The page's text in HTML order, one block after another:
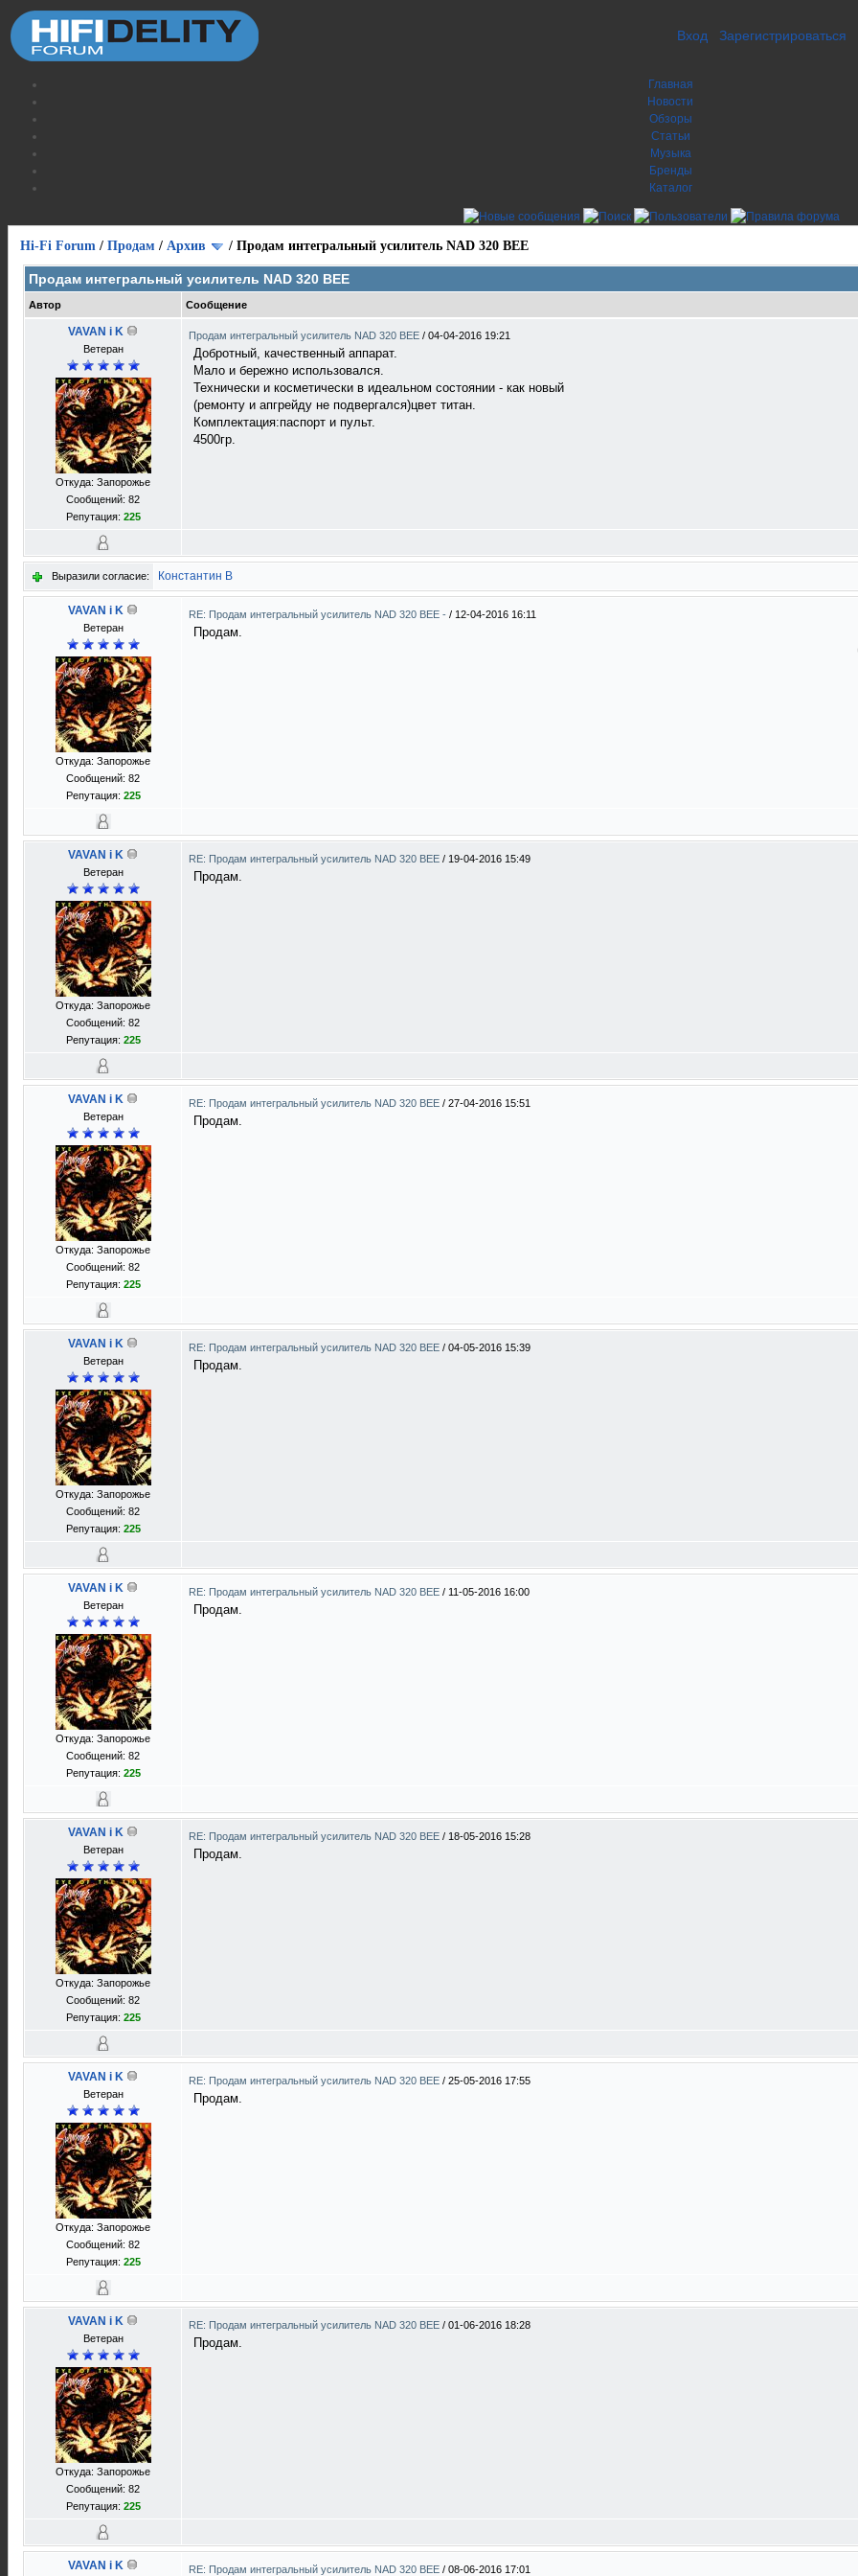
Вход Зарегистрироваться
Главная
Новости
Обзоры
Статьи
Музыка
Бренды
Каталог
Hi-Fi Forum / Продам / Архив / Продам интегральный усилитель NAD 320 BEE
Продам интегральный усилитель NAD 320 BEE
Автор Сообщение
VAVAN i K
Ветеран
Откуда: Запорожье
Сообщений: 82
Репутация: 225
Продам интегральный усилитель NAD 320 BEE / 04-04-2016 19:21
Добротный, качественный аппарат.
Мало и бережно использовался.
Технически и косметически в идеальном состоянии - как новый
(ремонту и апгрейду не подвергался)цвет титан.
Комплектация:паспорт и пульт.
4500гр.
Выразили согласие: Константин В
VAVAN i K
Ветеран
Откуда: Запорожье
Сообщений: 82
Репутация: 225
RE: Продам интегральный усилитель NAD 320 BEE - / 12-04-2016 16:11
Продам.
VAVAN i K
Ветеран
Откуда: Запорожье
Сообщений: 82
Репутация: 225
RE: Продам интегральный усилитель NAD 320 BEE / 19-04-2016 15:49
Продам.
VAVAN i K
Ветеран
Откуда: Запорожье
Сообщений: 82
Репутация: 225
RE: Продам интегральный усилитель NAD 320 BEE / 27-04-2016 15:51
Продам.
VAVAN i K
Ветеран
Откуда: Запорожье
Сообщений: 82
Репутация: 225
RE: Продам интегральный усилитель NAD 320 BEE / 04-05-2016 15:39
Продам.
VAVAN i K
Ветеран
Откуда: Запорожье
Сообщений: 82
Репутация: 225
RE: Продам интегральный усилитель NAD 320 BEE / 11-05-2016 16:00
Продам.
VAVAN i K
Ветеран
Откуда: Запорожье
Сообщений: 82
Репутация: 225
RE: Продам интегральный усилитель NAD 320 BEE / 18-05-2016 15:28
Продам.
VAVAN i K
Ветеран
Откуда: Запорожье
Сообщений: 82
Репутация: 225
RE: Продам интегральный усилитель NAD 320 BEE / 25-05-2016 17:55
Продам.
VAVAN i K
Ветеран
Откуда: Запорожье
Сообщений: 82
Репутация: 225
RE: Продам интегральный усилитель NAD 320 BEE / 01-06-2016 18:28
Продам.
VAVAN i K RE: Продам интегральный усилитель NAD 320 BEE / 08-06-2016 17:01